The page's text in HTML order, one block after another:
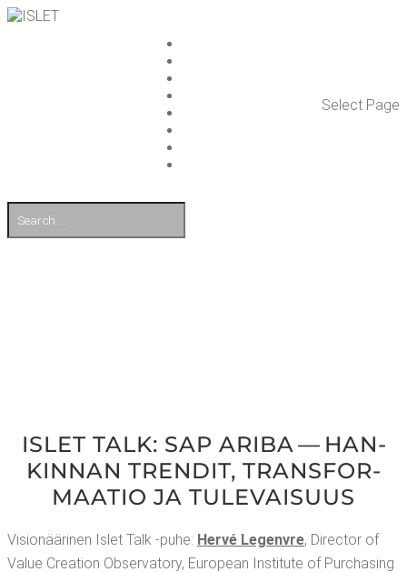
Select Page
ISLET TALK: SAP ARI­BA — HAN­
KIN­NAN TREN­DIT, TRANS­FOR­
MAA­TIO JA TULEVAISUUS
Visio­nää­ri­nen Islet Talk ‑puhe: Hervé Legenv­re, Direc­tor of
Value Crea­tion Obser­va­to­ry, Euro­pean Ins­ti­tu­te of Purc­ha­sing